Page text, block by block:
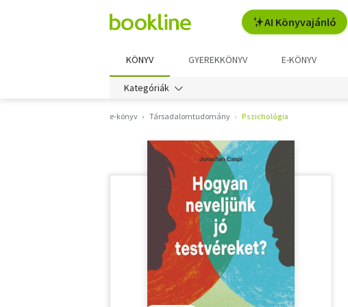
AI Könyvajánló
KÖNYV GYEREKKÖNYV E-KÖNYV
Kategóriák
e-könyv Társadalomtudomány Pszichológia